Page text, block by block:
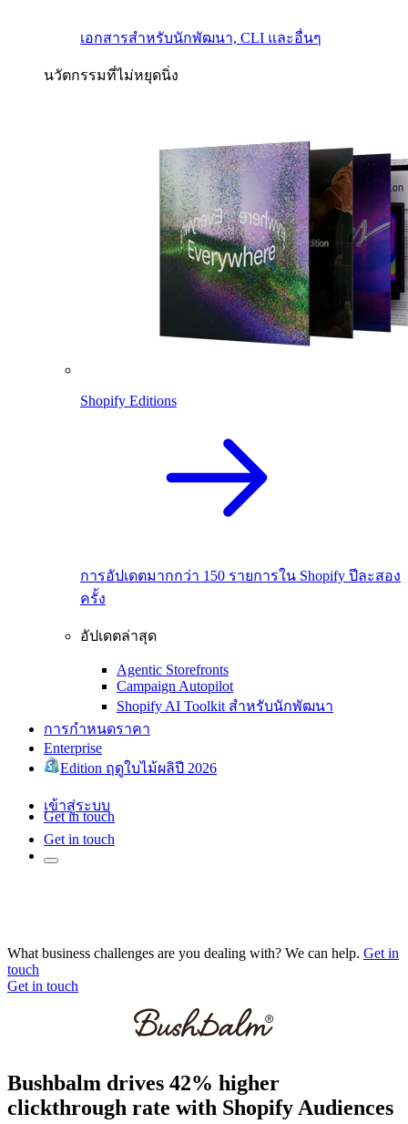
เอกสารสำหรับนักพัฒนา, CLI และอื่นๆ
นวัตกรรมที่ไม่หยุดนิ่ง
Shopify Editions
การอัปเดตมากกว่า 150 รายการใน Shopify ปีละสอง
ครั้ง
อัปเดตล่าสุด
Agentic Storefronts
Campaign Autopilot
Shopify AI Toolkit สำหรับนักพัฒนา
การกำหนดราคา
Enterprise
Edition ฤดูใบไม้ผลิปี 2026
เข้าสู่ระบบ
Get in touch
Get in touch
What business challenges are you dealing with? We can help. Get in
touch
Get in touch
Bushbalm drives 42% higher
clickthrough rate with Shopify Audiences